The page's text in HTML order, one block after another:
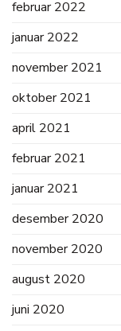
februar 2022
januar 2022
november 2021
oktober 2021
april 2021
februar 2021
januar 2021
desember 2020
november 2020
august 2020
juni 2020